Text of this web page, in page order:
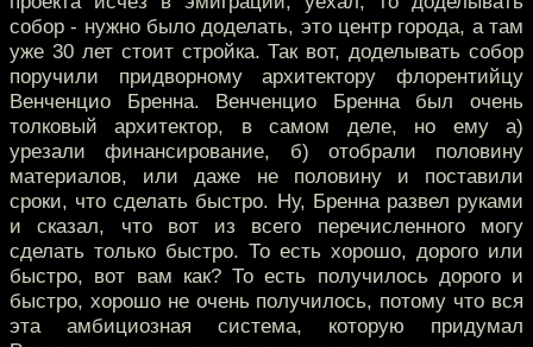
собор - нужно было доделать, это центр города, а там
уже 30 лет стоит стройка. Так вот, доделывать собор
поручили придворному архитектору флорентийцу
Венченцио Бренна. Венченцио Бренна был очень
толковый архитектор, в самом деле, но ему а)
урезали финансирование, б) отобрали половину
материалов, или даже не половину и поставили
сроки, что сделать быстро. Ну, Бренна развел руками
и сказал, что вот из всего перечисленного могу
сделать только быстро. То есть хорошо, дорого или
быстро, вот вам как? То есть получилось дорого и
быстро, хорошо не очень получилось, потому что вся
эта амбициозная система, которую придумал